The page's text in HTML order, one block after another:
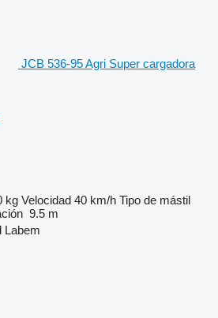
JCB 536-95 Agri Super cargadora
kg Velocidad 40 km/h Tipo de mástil
9.5 m
Labem